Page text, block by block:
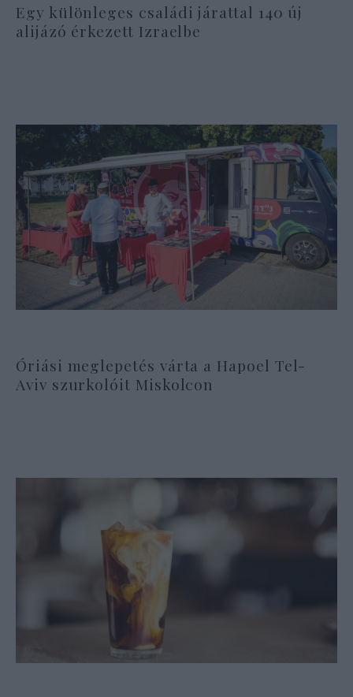
Egy különleges családi járattal 140 új
alijázó érkezett Izraelbe
Óriási meglepetés várta a Hapoel Tel-
Aviv szurkolóit Miskolcon